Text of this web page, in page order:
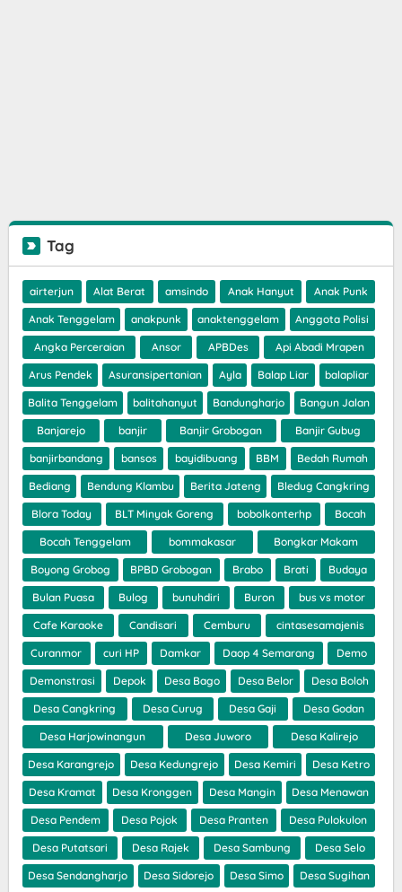
Tag
airterjun Alat Berat amsindo Anak Hanyut Anak Punk
Anak Tenggelam anakpunk anaktenggelam Anggota Polisi
Angka Perceraian Ansor APBDes Api Abadi Mrapen
Arus Pendek Asuransipertanian Ayla Balap Liar balapliar
Balita Tenggelam balitahanyut Bandungharjo Bangun Jalan
Banjarejo banjir Banjir Grobogan Banjir Gubug
banjirbandang bansos bayidibuang BBM Bedah Rumah
Bediang Bendung Klambu Berita Jateng Bledug Cangkring
Blora Today BLT Minyak Goreng bobolkonterhp Bocah
Bocah Tenggelam bommakasar Bongkar Makam
Boyong Grobog BPBD Grobogan Brabo Brati Budaya
Bulan Puasa Bulog bunuhdiri Buron bus vs motor
Cafe Karaoke Candisari Cemburu cintasesamajenis
Curanmor curi HP Damkar Daop 4 Semarang Demo
Demonstrasi Depok Desa Bago Desa Belor Desa Boloh
Desa Cangkring Desa Curug Desa Gaji Desa Godan
Desa Harjowinangun Desa Juworo Desa Kalirejo
Desa Karangrejo Desa Kedungrejo Desa Kemiri Desa Ketro
Desa Kramat Desa Kronggen Desa Mangin Desa Menawan
Desa Pendem Desa Pojok Desa Pranten Desa Pulokulon
Desa Putatsari Desa Rajek Desa Sambung Desa Selo
Desa Sendangharjo Desa Sidorejo Desa Simo Desa Sugihan